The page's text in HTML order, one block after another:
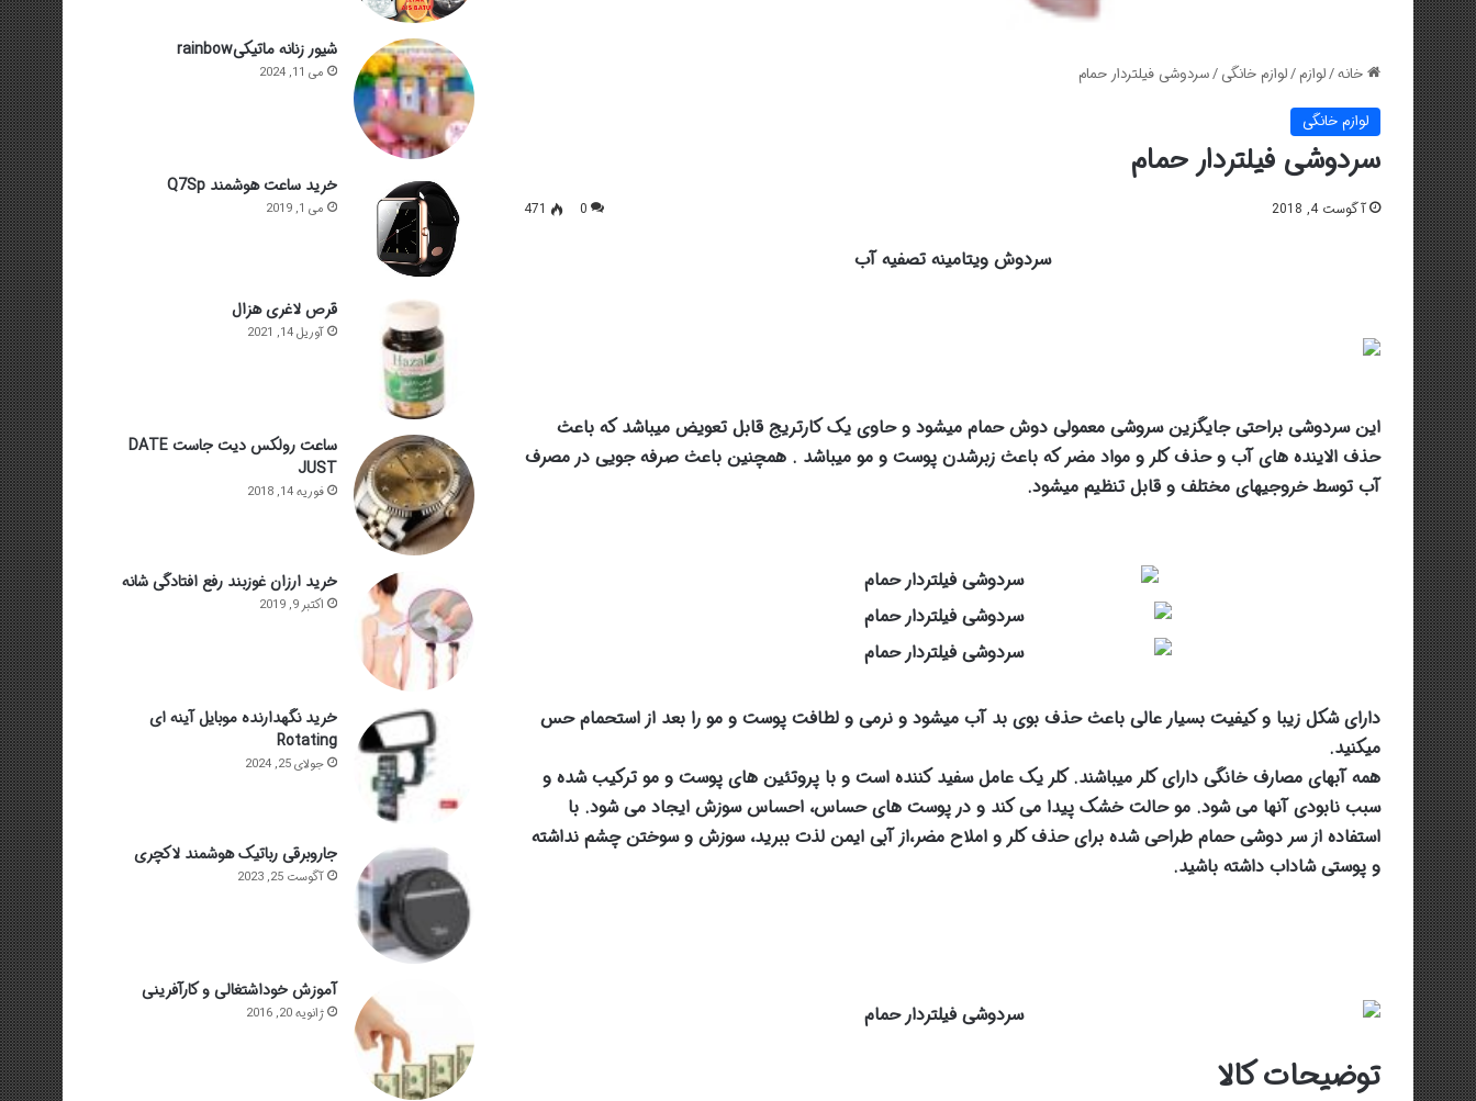
خانه/لوازم/لوازم خانگی/سردوشی فیلتردار حمام
لوازم خانگی
سردوشی فیلتردار حمام
آگوست 4, 2018 0
471
سردوش ویتامینه تصفیه آب
این سردوشی براحتی جایگزین سروشی معمولی دوش حمام میشود و حاوی یک کارتریج قابل تعویض میباشد که باعث
حذف الاینده های آب و حذف کلر و مواد مضر که باعث زبرشدن پوست و مو میباشد . همچنین باعث صرفه جویی در مصرف
آب توسط خروجیهای مختلف و قابل تنظیم میشود.
دارای شکل زیبا و کیفیت بسیار عالی باعث حذف بوی بد آب میشود و نرمی و لطافت پوست و مو را بعد از استحمام حس
میکنید.
همه آبهای مصارف خانگی دارای کلر میباشند. کلر یک عامل سفید کننده است و با پروتئین های پوست و مو ترکیب شده و
سبب نابودی آنها می شود. مو حالت خشک پیدا می کند و در پوست های حساس، احساس سوزش ایجاد می شود. با
استفاده از سر دوشی حمام طراحی شده برای حذف کلر و املاح مضر،از آبی ایمن لذت ببرید، سوزش و سوختن چشم نداشته
و پوستی شاداب داشته باشید.
توضیحات کالا
شیور زنانه ماتیکیrainbow
می 11, 2024
خرید ساعت هوشمند Q7Sp
می 1, 2019
قرص لاغری هزال
آوریل 14, 2021
ساعت رولکس دیت جاست DATE
JUST
فوریه 14, 2018
خرید ارزان غوزبند رفع افتادگی شانه
اکتبر 9, 2019
خرید نگهدارنده موبایل آینه ای
Rotating
جولای 25, 2024
جاروبرقی رباتیک هوشمند لاکچری
آگوست 25, 2023
آموزش خوداشتغالی و کارآفرینی
ژانویه 20, 2016